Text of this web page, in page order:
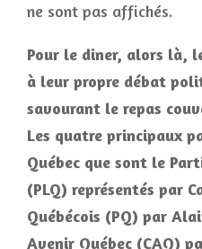
ne sont pas affichés.
Pour le diner, alors là,
à leur propre débat
savourant le repas
Les quatre principaux
Québec que sont le
(PLQ) représentés par
Québécois (PQ) par
Avenir Québec (CAQ)